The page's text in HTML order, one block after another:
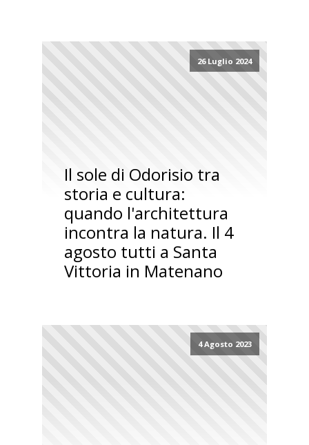
26 Luglio 2024
Il sole di Odorisio tra
storia e cultura:
quando l'architettura
incontra la natura. Il 4
agosto tutti a Santa
Vittoria in Matenano
4 Agosto 2023